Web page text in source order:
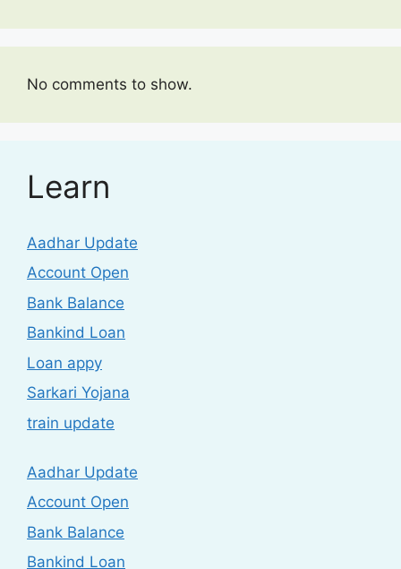
No comments to show.
Learn
Aadhar Update
Account Open
Bank Balance
Bankind Loan
Loan appy
Sarkari Yojana
train update
Aadhar Update
Account Open
Bank Balance
Bankind Loan